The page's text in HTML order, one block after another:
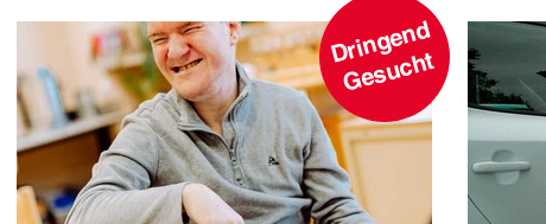
D
ri
n
g
e
n
d
G
e
s
u
c
ht